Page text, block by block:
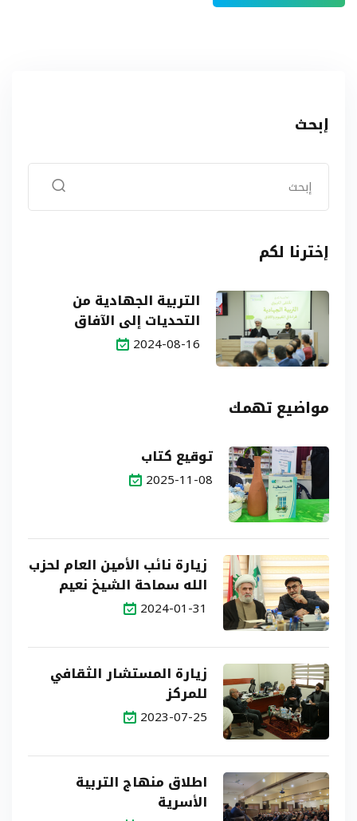
إبحث
إخترنا لكم
التربية الجهادية من
التحديات إلى الآفاق
2024-08-16
مواضيع تهمك
توقيع كتاب
2025-11-08
زيارة نائب الأمين العام لحزب
الله سماحة الشيخ نعيم
قاسم
2024-01-31
زيارة المستشار الثقافي
للمركز
2023-07-25
اطلاق منهاج التربية
الأسرية